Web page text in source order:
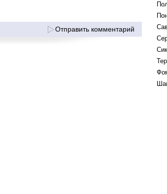
Отправить комментарий